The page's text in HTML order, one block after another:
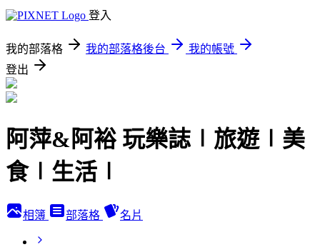
登入
我的部落格 我的部落格後台
我的帳號
登出
阿萍&阿裕 玩樂誌∣旅遊∣美
食∣生活∣
相簿 部落格 名片